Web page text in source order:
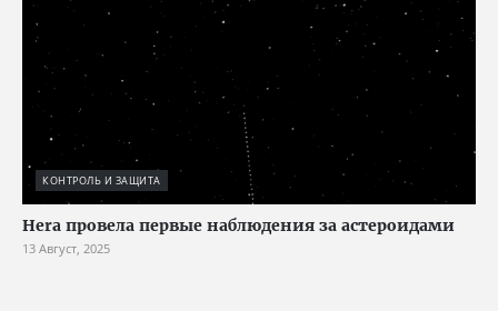
КОНТРОЛЬ И ЗАЩИТА
Hera провела первые наблюдения за астероидами
13 Август, 2025